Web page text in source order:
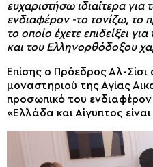
ευχαριστήσω ιδιαίτερα
ενδιαφέρον -το τονίζω, το
το οποίο έχετε επιδείξει
και του Ελληνορθόδοξου
Επίσης ο Πρόεδρος Αλ-
μοναστηριού της Αγίας
προσωπικό του
«Ελλάδα και Αίγυπτος